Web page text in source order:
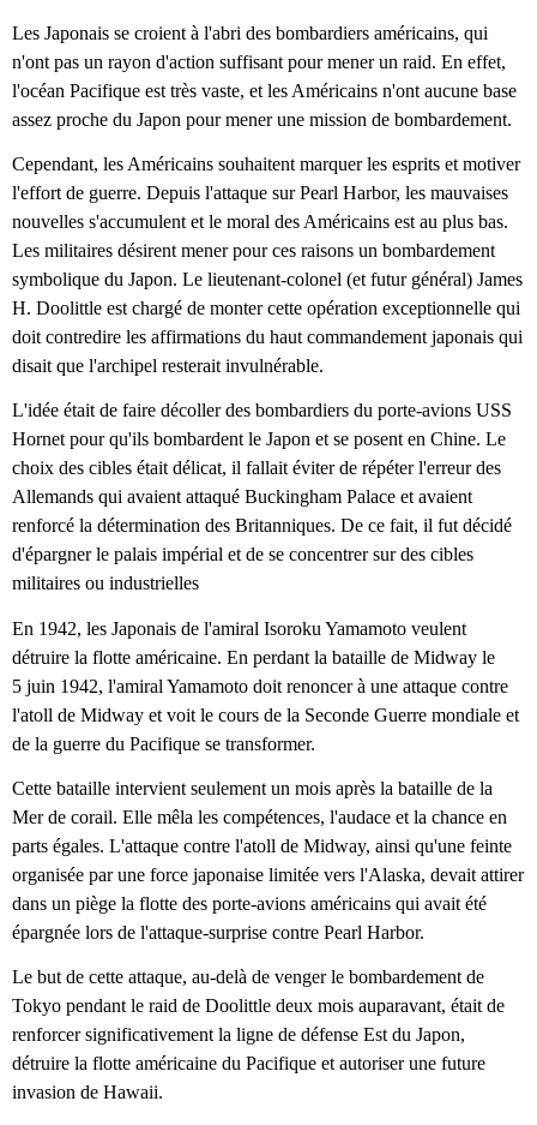
Les Japonais se croient à l'abri des bombardiers américains, qui
n'ont pas un rayon d'action suffisant pour mener un raid. En effet,
l'océan Pacifique est très vaste, et les Américains n'ont aucune base
assez proche du Japon pour mener une mission de bombardement.
Cependant, les Américains souhaitent marquer les esprits et motiver
l'effort de guerre. Depuis l'attaque sur Pearl Harbor, les mauvaises
nouvelles s'accumulent et le moral des Américains est au plus bas.
Les militaires désirent mener pour ces raisons un bombardement
symbolique du Japon. Le lieutenant-colonel (et futur général) James
H. Doolittle est chargé de monter cette opération exceptionnelle qui
doit contredire les affirmations du haut commandement japonais qui
disait que l'archipel resterait invulnérable.
L'idée était de faire décoller des bombardiers du porte-avions USS
Hornet pour qu'ils bombardent le Japon et se posent en Chine. Le
choix des cibles était délicat, il fallait éviter de répéter l'erreur des
Allemands qui avaient attaqué Buckingham Palace et avaient
renforcé la détermination des Britanniques. De ce fait, il fut décidé
d'épargner le palais impérial et de se concentrer sur des cibles
militaires ou industrielles
En 1942, les Japonais de l'amiral Isoroku Yamamoto veulent
détruire la flotte américaine. En perdant la bataille de Midway le
5 juin 1942, l'amiral Yamamoto doit renoncer à une attaque contre
l'atoll de Midway et voit le cours de la Seconde Guerre mondiale et
de la guerre du Pacifique se transformer.
Cette bataille intervient seulement un mois après la bataille de la
Mer de corail. Elle mêla les compétences, l'audace et la chance en
parts égales. L'attaque contre l'atoll de Midway, ainsi qu'une feinte
organisée par une force japonaise limitée vers l'Alaska, devait attirer
dans un piège la flotte des porte-avions américains qui avait été
épargnée lors de l'attaque-surprise contre Pearl Harbor.
Le but de cette attaque, au-delà de venger le bombardement de
Tokyo pendant le raid de Doolittle deux mois auparavant, était de
renforcer significativement la ligne de défense Est du Japon,
détruire la flotte américaine du Pacifique et autoriser une future
invasion de Hawaii.